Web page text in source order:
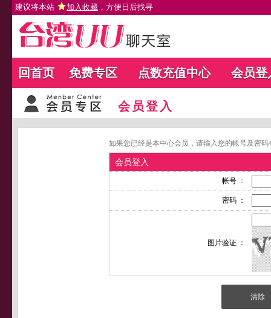
建议将本站 加入收藏 ，方便日后找寻
回首页 免费专区 点数充值中心 会员登
会员登入
如果您已经是本中心会员，请输入您的帐号及密
会员登入
帐号 ：
密码 ：
图片验证 ：